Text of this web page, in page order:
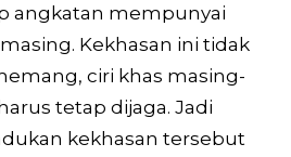
angkatan mempunyai
Kekhasan ini tidak
ciri khas masing-
tetap dijaga. Jadi
kekhasan tersebut